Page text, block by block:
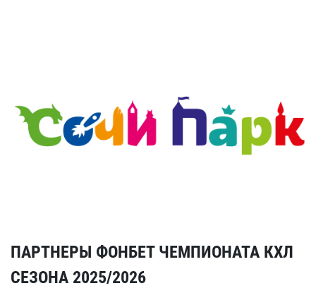
ПАРТНЕРЫ ФОНБЕТ ЧЕМПИОНАТА КХЛ
СЕЗОНА 2025/2026